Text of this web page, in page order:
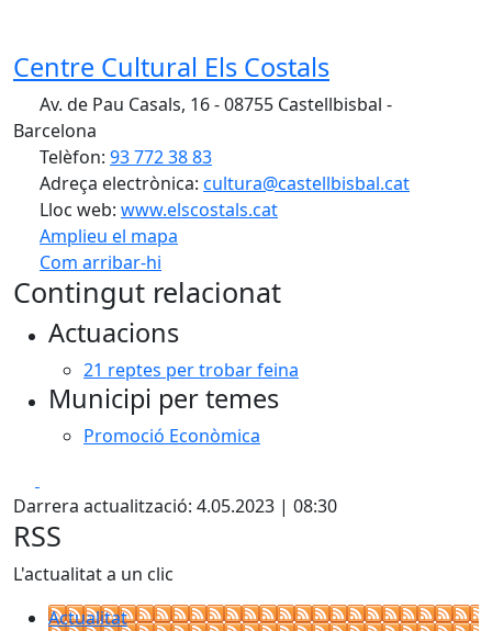
Centre Cultural Els Costals
Av. de Pau Casals, 16 - 08755 Castellbisbal -
Barcelona
Telèfon: 93 772 38 83
Adreça electrònica: cultura@castellbisbal.cat
Lloc web: www.elscostals.cat
Amplieu el mapa
Com arribar-hi
+
−
Contingut relacionat
Actuacions
21 reptes per trobar feina
Municipi per temes
Promoció Econòmica
Darrera actualització: 4.05.2023 | 08:30
RSS
L'actualitat a un clic
Actualitat